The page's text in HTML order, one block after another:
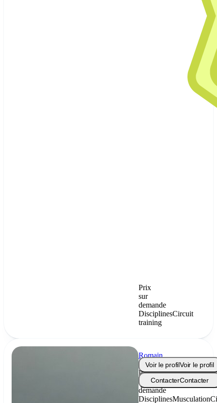
Prix
sur
demande
DisciplinesCircuit
training
Romain
Pey
Prix
sur
demande
DisciplinesMusculation
Voir le profilVoir le profil
ContacterContacter